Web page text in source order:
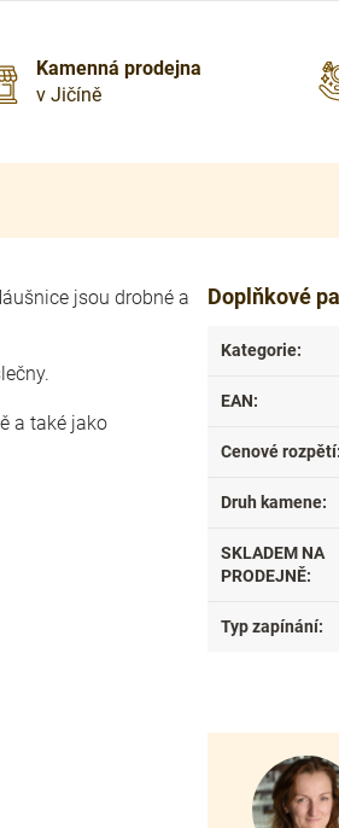
Kamenná prodejna
v Jičíně
jsou drobné a
a také jako
Doplňkové
Kategorie:
EAN:
Cenové rozpětí:
Druh kamene:
SKLADEM NA
PRODEJNĚ:
Typ zapínání: